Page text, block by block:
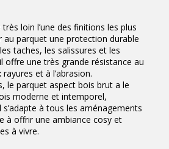
loin l’une des finitions les plus
au parquet une protection durable
taches, les salissures et les
offre une très grande résistance au
et à l’abrasion.
le parquet aspect bois brut a le
moderne et intemporel,
à tous les aménagements
à offrir une ambiance cosy et
à vivre.